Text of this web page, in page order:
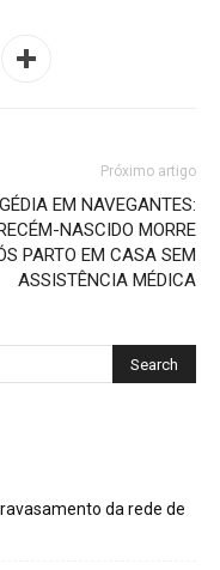
Próximo artigo
EM NAVEGANTES:
NASCIDO MORRE
PARTO EM CASA SEM
ASSISTÊNCIA MÉDICA
da rede de